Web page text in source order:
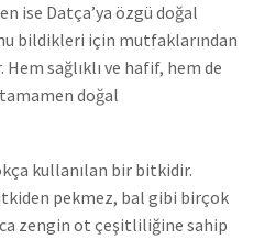
ise Datça’ya özgü doğal
bildikleri için mutfaklarından
sağlıklı ve hafif, hem de
doğal
kullanılan bir bitkidir.
pekmez, bal gibi birçok
zengin ot çeşitliliğine sahip